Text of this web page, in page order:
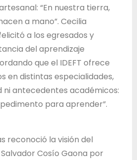
“En nuestra tierra,
a mano”. Cecilia
a los egresados y
del aprendizaje
que el IDEFT ofrece
en distintas especialidades,
ni antecedentes académicos:
para aprender”.
reconoció la visión del
Cosío Gaona por